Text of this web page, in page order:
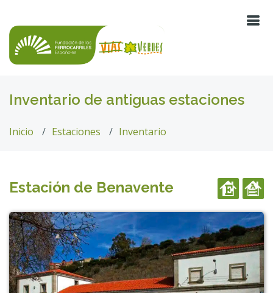
Inventario de antiguas estaciones
Inicio Estaciones Inventario
Estación de Benavente